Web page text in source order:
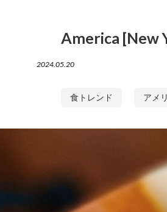
America [New
2024.05.20
食トレンド アメ